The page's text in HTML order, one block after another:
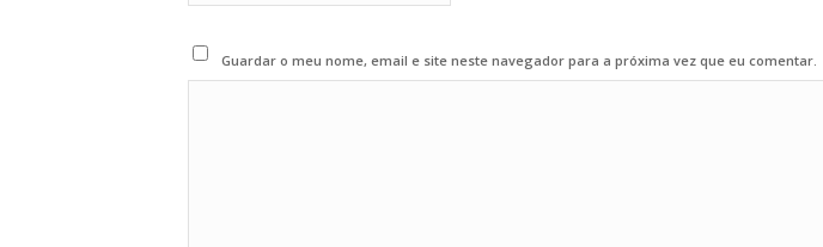
Guardar o meu nome, email e site neste navegador para a próxima vez que eu comentar.